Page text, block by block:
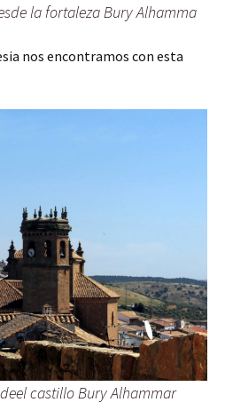
la fortaleza Bury Alhamma
nos encontramos con esta
castillo Bury Alhammar